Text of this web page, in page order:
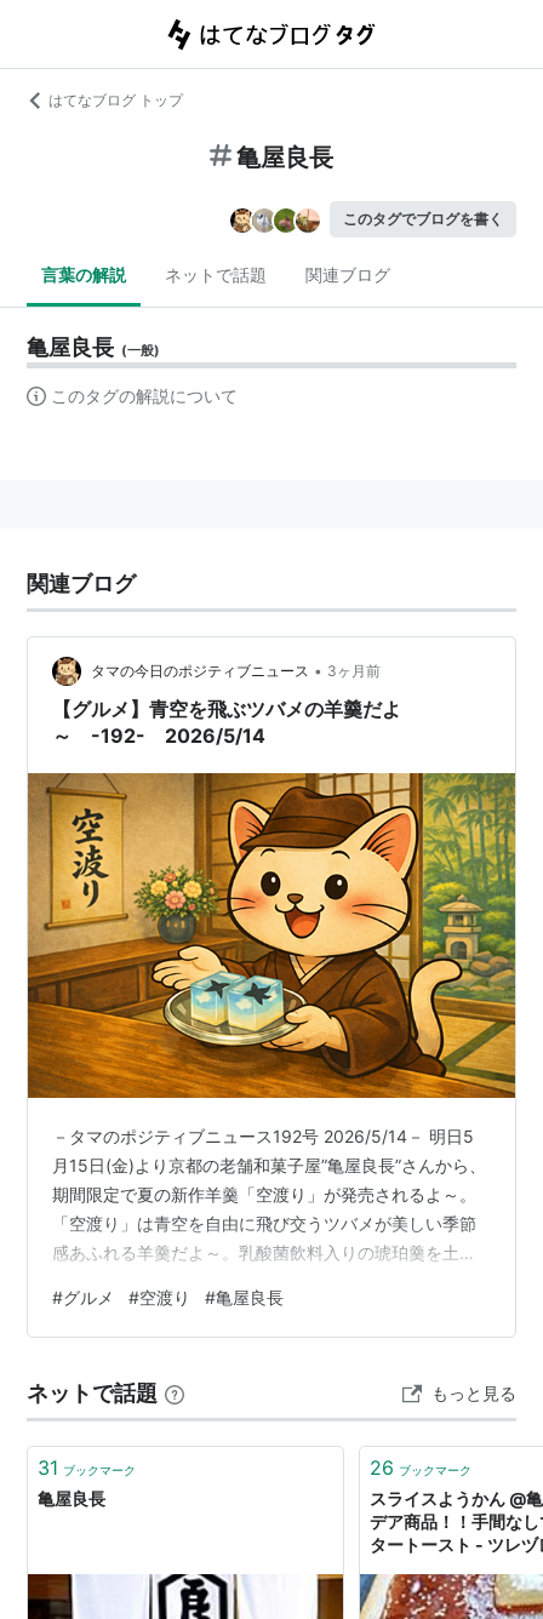
はてなブログ トップ
亀屋良長
このタグでブログを書く
言葉の解説 ネットで話題 関連ブログ
亀屋良長 (一般)
このタグの解説について
関連ブログ
タマの今日のポジティブニュース • 3ヶ月前
【グルメ】青空を飛ぶツバメの羊羹だよ
～ -192- 2026/5/14
－タマのポジティブニュース192号 2026/5/14－ 明日5
月15日(金)より京都の老舗和菓子屋”亀屋良長”さんから、
期間限定で夏の新作羊羹「空渡り」が発売されるよ～。
「空渡り」は青空を自由に飛び交うツバメが美しい季節
感あふれる羊羹だよ～。乳酸菌飲料入りの琥珀羹を土台
ツバメと白い雲を描いたんだって！透き通るような涼や
かな色合いの夏の空とレモンの爽やかな味わいも、初夏
やよしなが）さんは、1803年（享和3年）に京都の四条
醒ヶ井（さめがい）で創業した220年以上の歴史を持つ老
舗の京菓子司だよ…
#グルメ #空渡り #亀屋良長
ネットで話題 もっと見る
31 ブックマーク
亀屋良長
26 ブックマーク
スライスようかん @
デア商品！！手間な
タートースト - ツレ